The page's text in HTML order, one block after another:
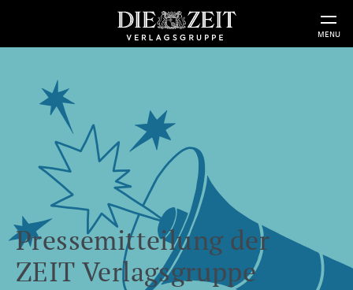
MENU
Pressemitteilung der
ZEIT Verlagsgruppe